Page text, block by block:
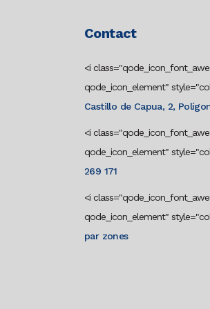
Contact
<i
qode_icon_element"
Castillo de Capua, 2,
<i
qode_icon_element"
269 171
<i
qode_icon_element"
par zones